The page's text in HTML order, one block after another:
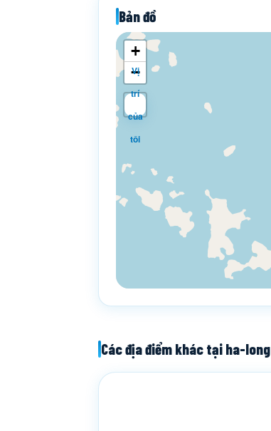
Bản đồ
+
−
Vị
trí
của
tôi
Các địa điểm khác tại ha-long